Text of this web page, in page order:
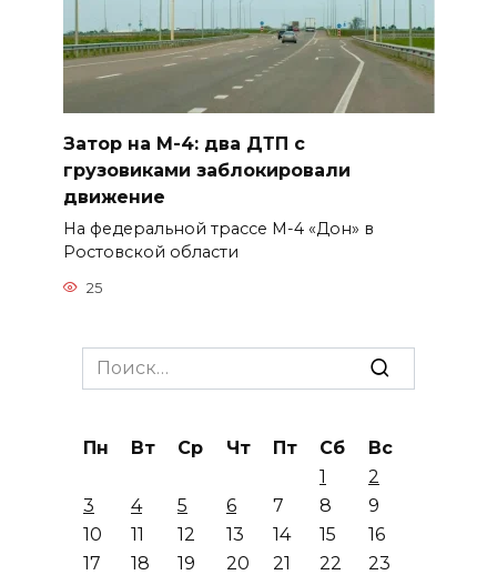
Затор на М-4: два ДТП с
грузовиками заблокировали
движение
На федеральной трассе М-4 «Дон» в
Ростовской области
25
Search
for:
Пн Вт Ср Чт Пт Сб
Вс
1
2
3
4 5 6 7 8
9
10
11 12 13 14 15
16
17
18 19 20 21 22 23